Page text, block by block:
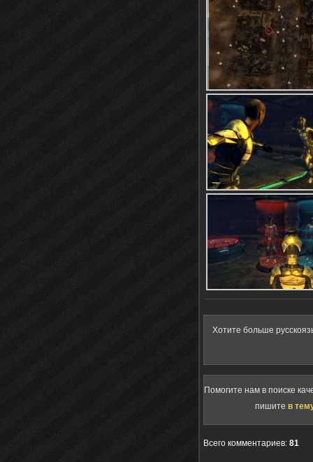
Хотите больше
Помогите нам в поиске
пишите в
Всего комментариев: 81